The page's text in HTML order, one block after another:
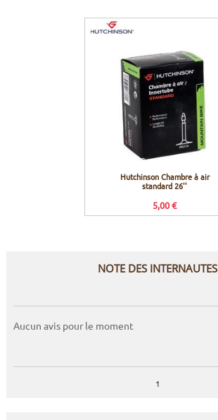
Hutchinson Chambre à air
standard 26''
5,00 €
NOTE DES INTERNAUTES
Aucun avis pour le moment
1